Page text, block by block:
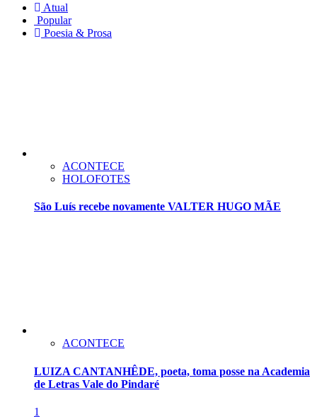
Atual
Popular
Poesia & Prosa
ACONTECE
HOLOFOTES
São Luís recebe novamente VALTER HUGO MÃE
ACONTECE
LUIZA CANTANHÊDE, poeta, toma posse na Academia
de Letras Vale do Pindaré
1